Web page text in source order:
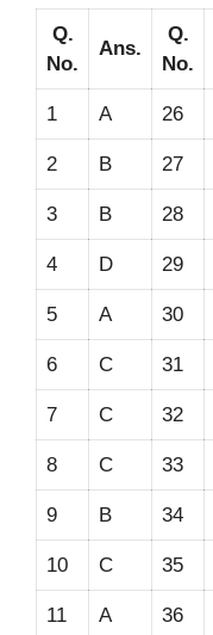
Q.
No.
Ans.
Q.
No.
1 A 26
2 B 27
3 B 28
4 D 29
5 A 30
6 C 31
7 C 32
8 C 33
9 B 34
10 C 35
11 A 36